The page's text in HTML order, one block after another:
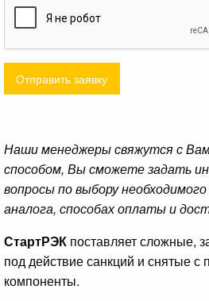
Отправить заявку
Наши менеджеры свяжутся с
способом, Вы сможете задать
вопросы по выбору
аналога, способах оплаты и
СтартРЭК поставляет сложные,
под действие санкций и снятые с
компоненты.